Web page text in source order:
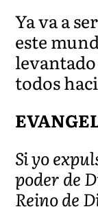
Ya va a
este
todos
Si yo
poder de
Reino de